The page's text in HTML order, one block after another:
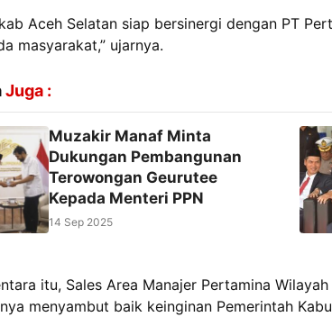
Aceh Selatan siap bersinergi dengan PT
masyarakat,” ujarnya.
Juga :
Muzakir Manaf Minta
Dukungan Pembangunan
Terowongan Geurutee
Kepada Menteri PPN
14 Sep 2025
itu, Sales Area Manajer Pertamina
menyambut baik keinginan Pemerintah